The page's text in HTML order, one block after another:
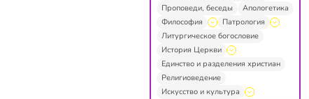
Проповеди, беседы
Апологетика
Философия
Патрология
Литургическое богословие
История Церкви
Единство и разделения христиан
Религиоведение
Искусство и культура